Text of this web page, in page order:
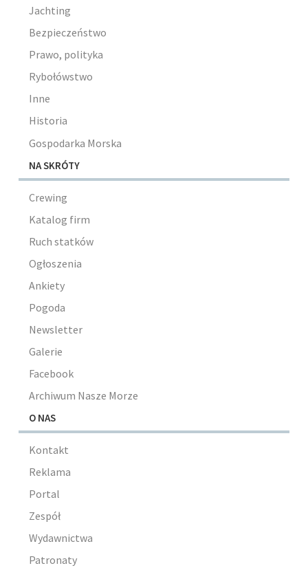
Jachting
Bezpieczeństwo
Prawo, polityka
Rybołówstwo
Inne
Historia
Gospodarka Morska
NA SKRÓTY
Crewing
Katalog firm
Ruch statków
Ogłoszenia
Ankiety
Pogoda
Newsletter
Galerie
Facebook
Archiwum Nasze Morze
O NAS
Kontakt
Reklama
Portal
Zespół
Wydawnictwa
Patronaty